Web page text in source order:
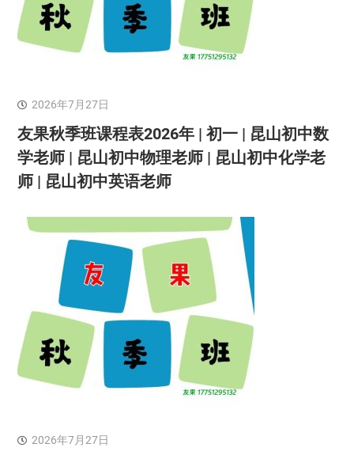
2026年7月27日
友果秋季班课程表2026年 | 初一 | 昆山初中数
学老师 | 昆山初中物理老师 | 昆山初中化学老
师 | 昆山初中英语老师
2026年7月27日